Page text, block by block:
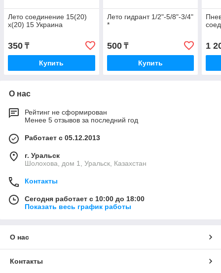
Лето соединение 15(20)
х(20) 15 Украина
350 ₸
Купить
Лето гидрант 1/2"-5/8"-3/4"
*
500₸
Купить
1
О нас
Рейтинг не сформирован
Менее 5 отзывов за последний год
Работает с 05.12.2013
г. Уральск
Шолохова, дом 1, Уральск, Казахстан
Контакты
Сегодня работает с 10:00 до 18:00
Показать весь график работы
О нас
Контакты